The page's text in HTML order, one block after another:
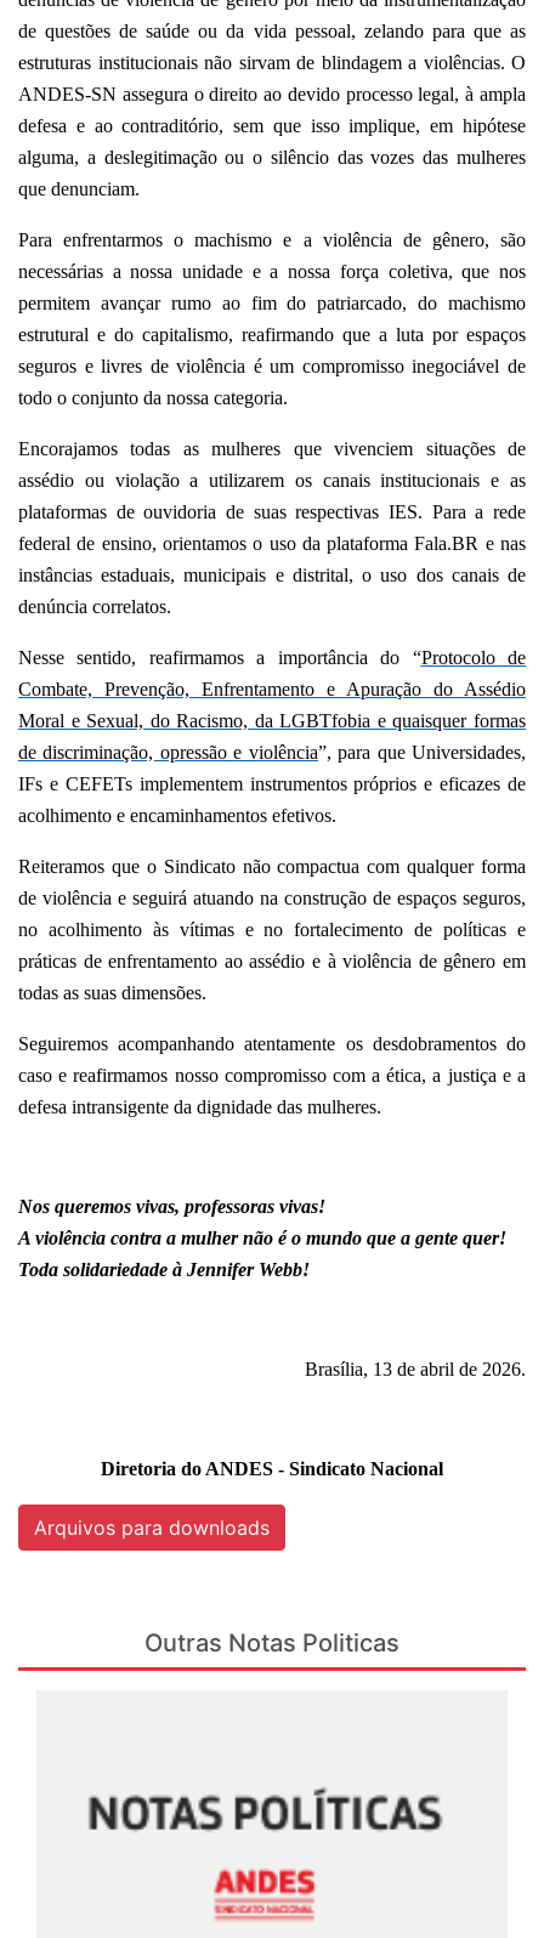
de questões de saúde ou da vida pessoal, zelando para que as
estruturas institucionais não sirvam de blindagem a violências. O
ANDES-SN assegura o direito ao devido processo legal, à ampla
defesa e ao contraditório, sem que isso implique, em hipótese
alguma, a deslegitimação ou o silêncio das vozes das mulheres
que denunciam.
Para enfrentarmos o machismo e a violência de gênero, são
necessárias a nossa unidade e a nossa força coletiva, que nos
permitem avançar rumo ao fim do patriarcado, do machismo
estrutural e do capitalismo, reafirmando que a luta por espaços
seguros e livres de violência é um compromisso inegociável de
todo o conjunto da nossa categoria.
Encorajamos todas as mulheres que vivenciem situações de
assédio ou violação a utilizarem os canais institucionais e as
plataformas de ouvidoria de suas respectivas IES. Para a rede
federal de ensino, orientamos o uso da plataforma Fala.BR e nas
instâncias estaduais, municipais e distrital, o uso dos canais de
denúncia correlatos.
Nesse sentido, reafirmamos a importância do “Protocolo de
Combate, Prevenção, Enfrentamento e Apuração do Assédio
Moral e Sexual, do Racismo, da LGBTfobia e quaisquer formas
de discriminação, opressão e violência”, para que Universidades,
IFs e CEFETs implementem instrumentos próprios e eficazes de
acolhimento e encaminhamentos efetivos.
Reiteramos que o Sindicato não compactua com qualquer forma
de violência e seguirá atuando na construção de espaços seguros,
no acolhimento às vítimas e no fortalecimento de políticas e
práticas de enfrentamento ao assédio e à violência de gênero em
todas as suas dimensões.
Seguiremos acompanhando atentamente os desdobramentos do
caso e reafirmamos nosso compromisso com a ética, a justiça e a
defesa intransigente da dignidade das mulheres.
Nos queremos vivas, professoras vivas!
A violência contra a mulher não é o mundo que a gente quer!
Toda solidariedade à Jennifer Webb!
Brasília, 13 de abril de 2026.
Diretoria do ANDES - Sindicato Nacional
Arquivos para downloads
Outras Notas Politicas